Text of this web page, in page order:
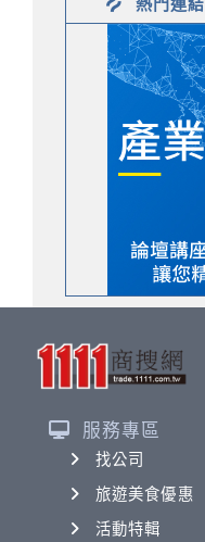
熱門連結
服務專區
找公司
旅遊美食優惠
活動特輯